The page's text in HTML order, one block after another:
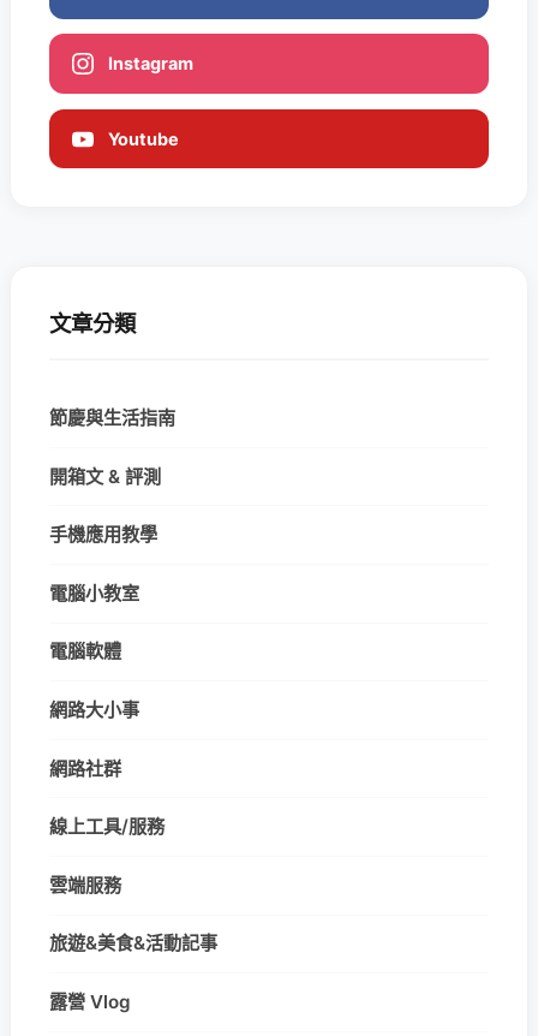
Instagram
Youtube
文章分類
節慶與生活指南
開箱文 & 評測
手機應用教學
電腦小教室
電腦軟體
網路大小事
網路社群
線上工具/服務
雲端服務
旅遊&美食&活動記事
露營 Vlog